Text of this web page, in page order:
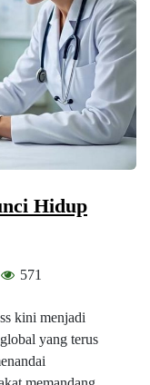
Hidup
571
kini menjadi
yang terus